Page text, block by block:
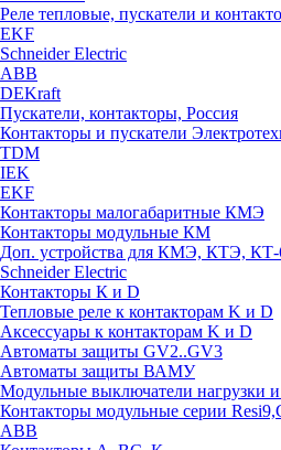
Реле тепловые, пускатели и
EKF
Schneider Electric
ABB
DEKraft
Пускатели, контакторы, Россия
Контакторы и пускатели
TDM
IEK
EKF
Контакторы малогабаритные КМЭ
Контакторы модульные КМ
Доп. устройства для КМЭ, КТЭ, КТ-
Schneider Electric
Контакторы К и D
Тепловые реле к контакторам K и D
Аксессуары к контакторам K и D
Автоматы защиты GV2..GV3
Автоматы защиты ВАМУ
Модульные выключатели нагрузки
Контакторы модульные серии
ABB